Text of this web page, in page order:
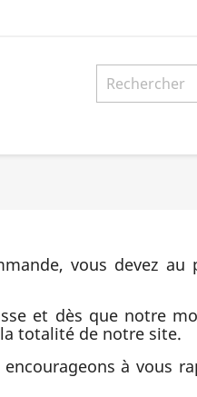
vous devez au
et dès que notre
totalité de notre site.
à vous